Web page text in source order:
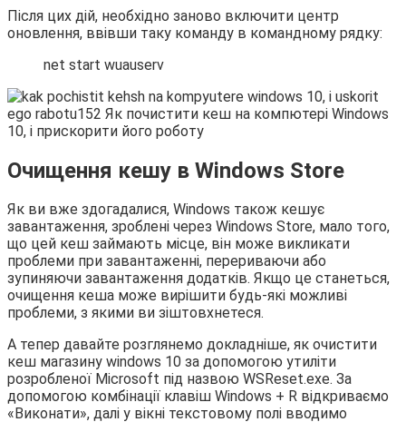
Після цих дій, необхідно заново включити центр
оновлення, ввівши таку команду в командному рядку:
net start wuauserv
Очищення кешу в Windows Store
Як ви вже здогадалися, Windows також кешує
завантаження, зроблені через Windows Store, мало того,
що цей кеш займають місце, він може викликати
проблеми при завантаженні, перериваючи або
зупиняючи завантаження додатків. Якщо це станеться,
очищення кеша може вирішити будь-які можливі
проблеми, з якими ви зіштовхнетеся.
А тепер давайте розглянемо докладніше, як очистити
кеш магазину windows 10 за допомогою утиліти
розробленої Microsoft під назвою WSReset.exe. За
допомогою комбінації клавіш Windows + R відкриваємо
«Виконати», далі у вікні текстовому полі вводимо